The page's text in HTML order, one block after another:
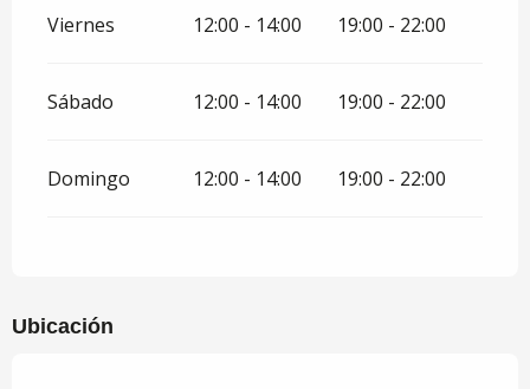
Viernes 12:00 - 14:00 19:00 - 22:00
Sábado 12:00 - 14:00 19:00 - 22:00
Domingo 12:00 - 14:00 19:00 - 22:00
Ubicación